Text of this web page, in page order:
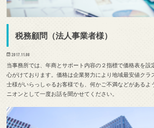
税務顧問（法人事業者様）
2017.11.08
当事務所では、年商とサポート内容の２指標で価格表を設
心がけております。価格は企業努力により地域最安値クラ
士様がいらっしゃるお客様でも、何かご不満などがあるよ
ニオンとして一度お話を聞かせてください。